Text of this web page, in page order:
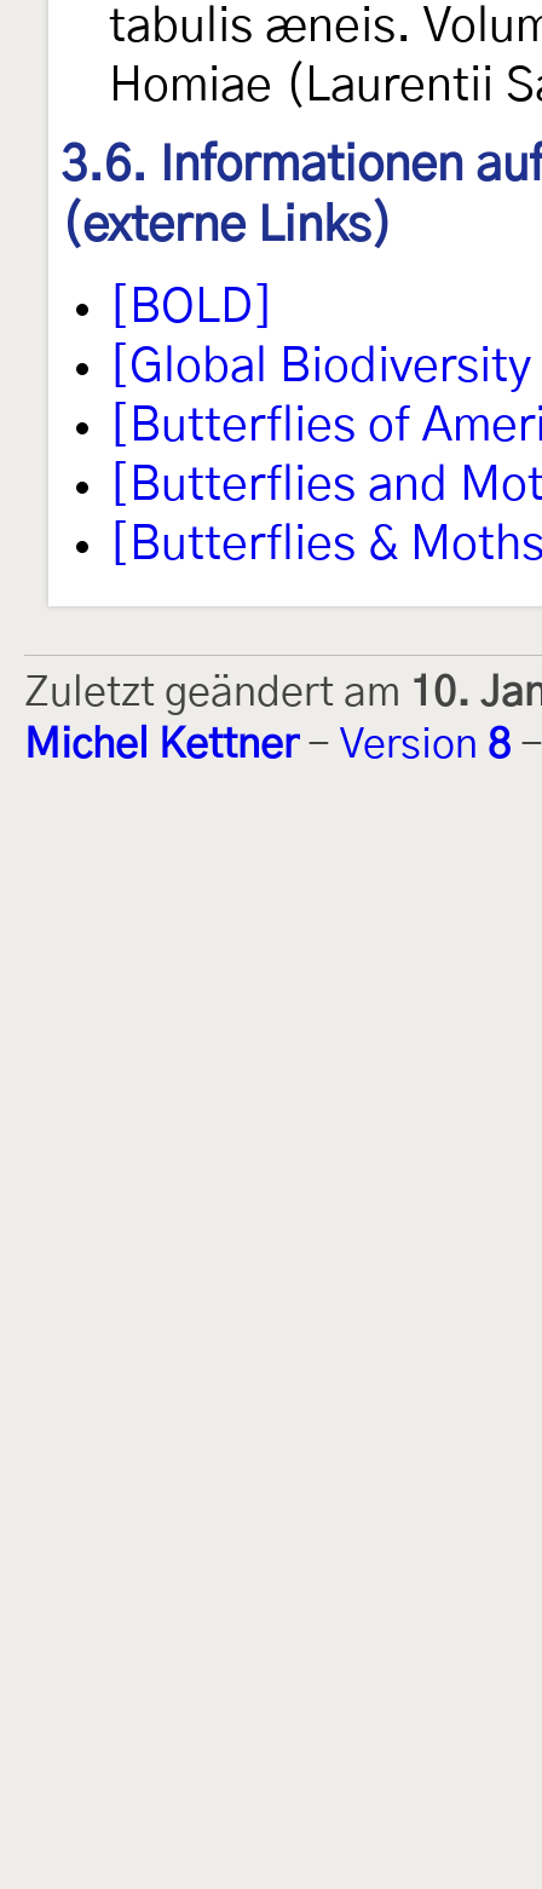
tabulis æneis.
Homiae (Laurentii
3.6. Informationen
(externe Links)
[BOLD]
[Global
[Butterflies of
[Butterflies and
[Butterflies &
Zuletzt geändert am 10.
Michel Kettner- Version 8